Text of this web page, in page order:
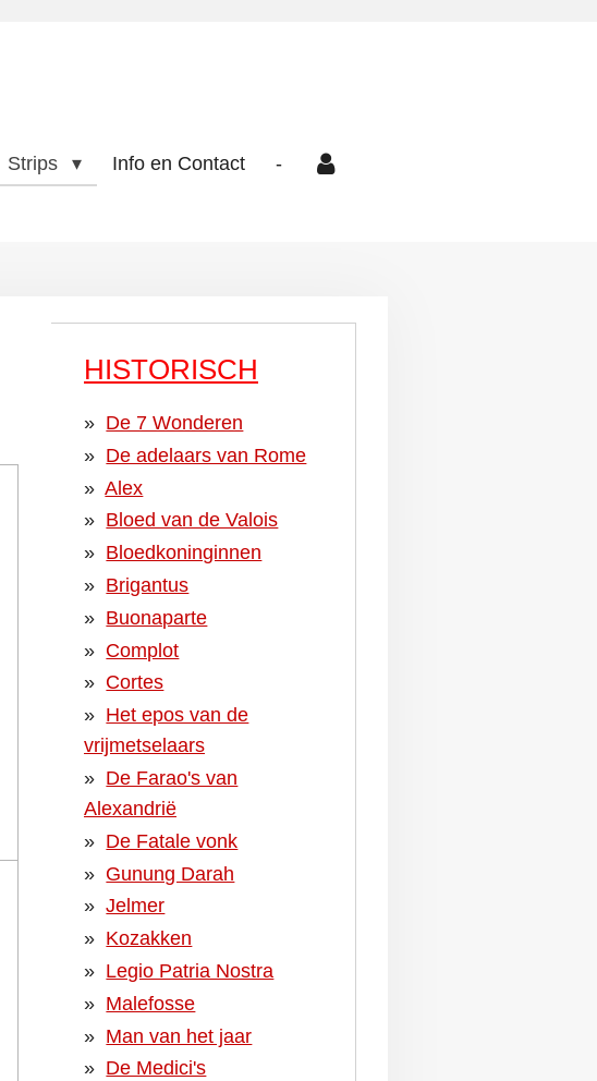
Strips Info en Contact -
HISTORISCH
De 7 Wonderen
De adelaars van Rome
Alex
Bloed van de Valois
Bloedkoninginnen
Brigantus
Buonaparte
Complot
Cortes
Het epos van de
vrijmetselaars
De Farao's van
Alexandrië
De Fatale vonk
Gunung Darah
Jelmer
Kozakken
Legio Patria Nostra
Malefosse
Man van het jaar
De Medici's